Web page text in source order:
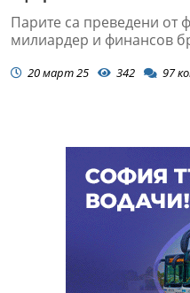
Парите са преведени от
милиардер и финансов
20 март 25 342 97